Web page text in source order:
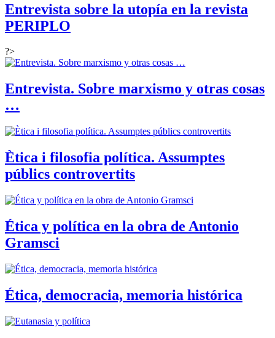
Entrevista sobre la utopía en la revista
PERIPLO
?>
Entrevista. Sobre marxismo y otras cosas
…
Ètica i filosofia política. Assumptes
públics controvertits
Ética y política en la obra de Antonio
Gramsci
Ética, democracia, memoria histórica